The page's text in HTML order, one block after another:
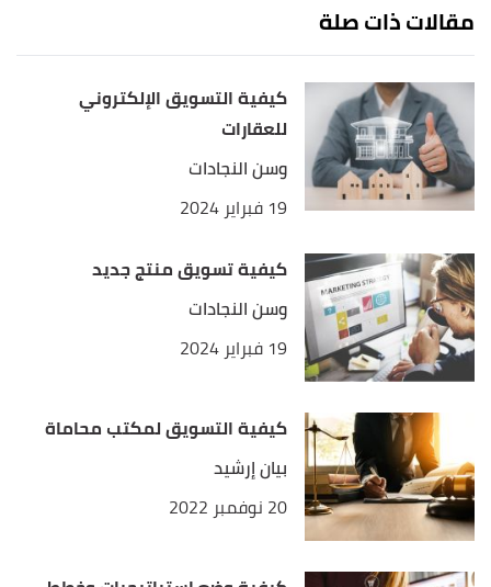
مقالات ذات صلة
كيفية التسويق الإلكتروني
للعقارات
وسن النجادات
19 فبراير 2024
كيفية تسويق منتج جديد
وسن النجادات
19 فبراير 2024
كيفية التسويق لمكتب محاماة
بيان إرشيد
20 نوفمبر 2022